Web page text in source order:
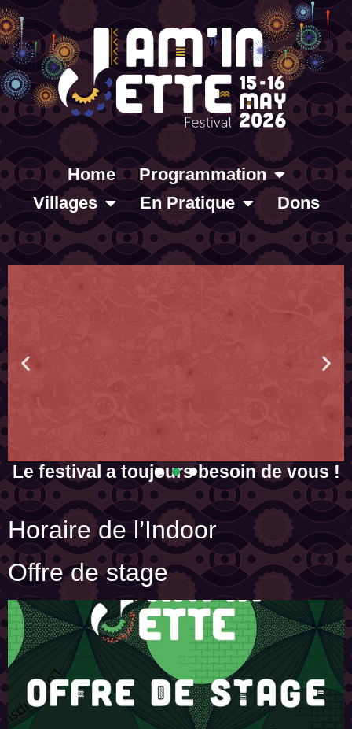
Home
Programmation
Villages
En Pratique Dons
Le festival a toujours besoin de vous !
La Gratuité a un prix. Aide-nous à faire que cette édition ne soit pas
la dernière...
En savoir plus
Horaire de l’Indoor
Offre de stage